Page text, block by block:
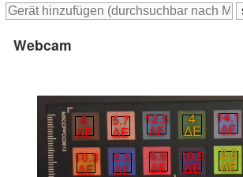
Webcam
6
∆E
5.7
∆E
12.5
∆E
4
∆E
14.1
∆E
10.3
∆E
5.5
∆E
6.6
∆E
10.5
∆E
2.6
∆E